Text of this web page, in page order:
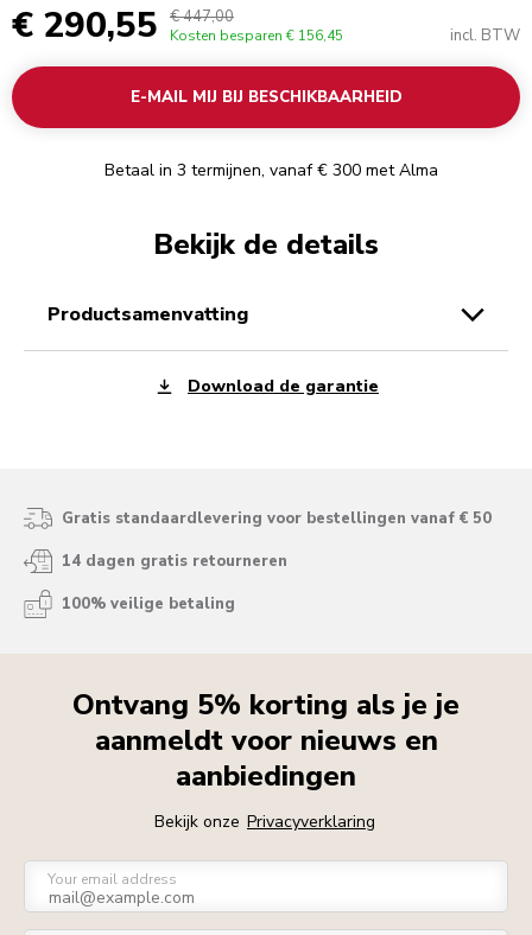
€ 290,55 € 447,00
Kosten besparen € 156,45 incl. BTW
E-MAIL MIJ BIJ BESCHIKBAARHEID
Betaal in 3 termijnen, vanaf € 300 met Alma
Bekijk de details
productsamenvatting
Download de garantie
Gratis standaardlevering voor bestellingen vanaf € 50
14 dagen gratis retourneren
100% veilige betaling
Ontvang 5% korting als je je
aanmeldt voor nieuws en
aanbiedingen
Bekijk onze Privacyverklaring
Your email address